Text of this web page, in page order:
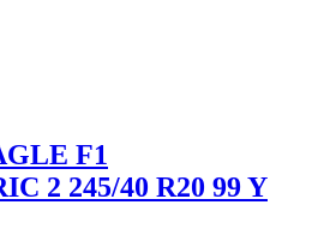
F1
2 245/40 R20 99 Y